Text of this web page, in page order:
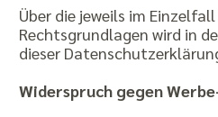
Über die jeweils im
Rechtsgrundlagen wird in
dieser
Widerspruch gegen